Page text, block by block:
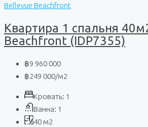
Bellevue Beachfront
Квартира 1 спальня
Beachfront (IDP7355)
฿9 960 000
฿249 000/м2
Кровать: 1
Ванна: 1
40 м2